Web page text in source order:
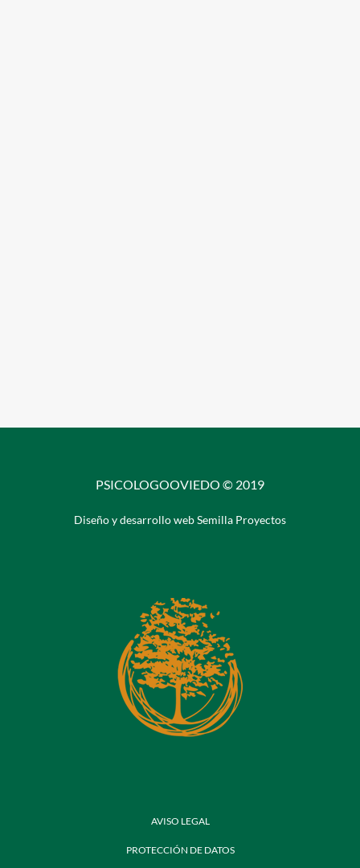
PSICOLOGOOVIEDO © 2019
Diseño y desarrollo web Semilla Proyectos
AVISO LEGAL
PROTECCIÓN DE DATOS